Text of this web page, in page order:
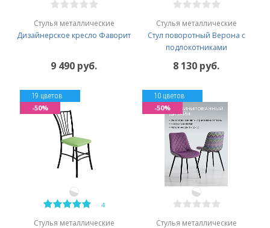
Стулья металлические
Дизайнерское кресло Фаворит
9 490 руб.
Стулья металлические
Стул поворотный Верона с
подлокотниками
8 130 руб.
4
Стулья металлические
19 цветов
-50%
Стулья металлические
10 цветов
-50%